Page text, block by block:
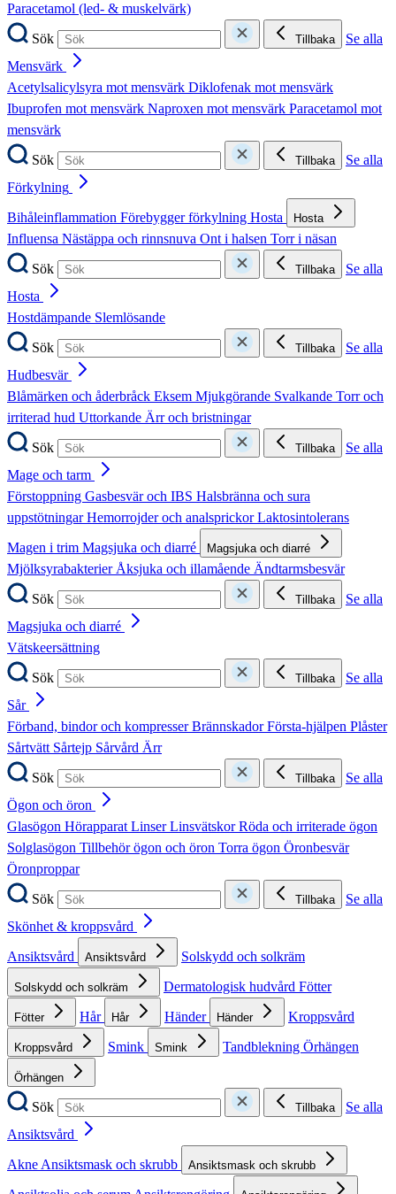
Paracetamol (led- & muskelvärk)
Sök
Tillbaka
Se alla
Mensvärk
Acetylsalicylsyra mot mensvärk Diklofenak mot mensvärk
Ibuprofen mot mensvärk Naproxen mot mensvärk Paracetamol mot
mensvärk
Sök
Tillbaka
Se alla
Förkylning
Bihåleinflammation Förebygger förkylning Hosta Hosta
Influensa Nästäppa och rinnsnuva Ont i halsen Torr i näsan
Sök
Tillbaka
Se alla
Hosta
Hostdämpande Slemlösande
Sök
Tillbaka
Se alla
Hudbesvär
Blåmärken och åderbråck Eksem Mjukgörande Svalkande Torr och
irriterad hud Uttorkande Ärr och bristningar
Sök
Tillbaka
Se alla
Mage och tarm
Förstoppning Gasbesvär och IBS Halsbränna och sura
uppstötningarHemorrojder och analsprickorLaktosintolerans
Magen i trim Magsjuka och diarré Magsjuka och diarré
MjölksyrabakterierÅksjuka och illamående Ändtarmsbesvär
Sök
Tillbaka
Se alla
Magsjuka och diarré
Vätskeersättning
Sök
Tillbaka
Se alla
Sår
Förband, bindor och kompresserBrännskadorFörsta-hjälpen Plåster
Sårtvätt Sårtejp Sårvård Ärr
Sök
Tillbaka
Se alla
Ögon och öron
Glasögon HörapparatLinserLinsvätskorRöda och irriterade ögon
Solglasögon Tillbehör ögon och öron Torra ögon Öronbesvär
Öronproppar
Sök
Tillbaka
Se alla
Skönhet & kroppsvård
Ansiktsvård
Ansiktsvård Solskydd och solkräm
Solskydd och solkräm Dermatologisk hudvård Fötter
Fötter Hår Hår Händer Händer Kroppsvård
Kroppsvård Smink Smink Tandblekning Örhängen
Örhängen
Sök Tillbaka
Se alla
Ansiktsvård
AkneAnsiktsmask och skrubb Ansiktsmask och skrubb